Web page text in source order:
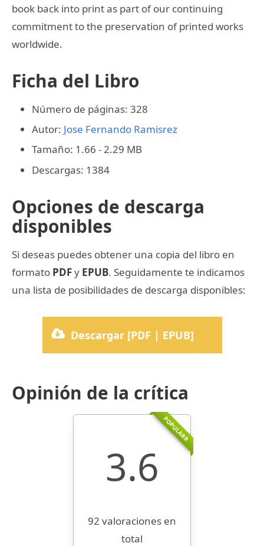
book back into print as part of our continuing
commitment to the preservation of printed works
worldwide.
Ficha del Libro
Número de páginas: 328
Autor: Jose Fernando Ramisrez
Tamaño: 1.66 - 2.29 MB
Descargas: 1384
Opciones de descarga
disponibles
Si deseas puedes obtener una copia del libro en
formato PDFy EPUB. Seguidamente te indicamos
una lista de posibilidades de descarga disponibles:
Descargar [PDF | EPUB]
Opinión de la crítica
POPULARR
3.6
92 valoraciones en
total